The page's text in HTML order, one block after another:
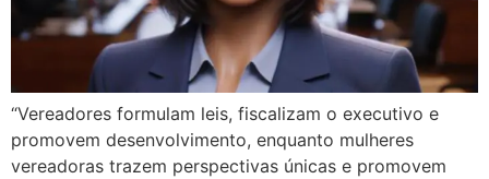
“Vereadores formulam leis, fiscalizam o executivo e
promovem desenvolvimento, enquanto mulheres
vereadoras trazem perspectivas únicas e promovem